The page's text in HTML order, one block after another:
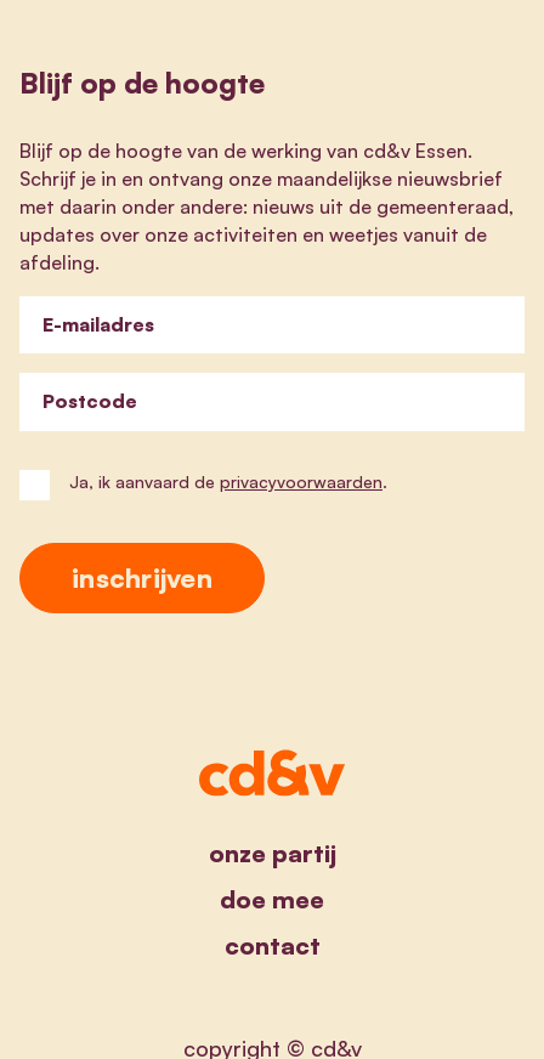
Blijf op de hoogte
Blijf op de hoogte van de werking van cd&v Essen.
Schrijf je in en ontvang onze maandelijkse nieuwsbrief
met daarin onder andere: nieuws uit de gemeenteraad,
updates over onze activiteiten en weetjes vanuit de
afdeling.
E-mailadres
Postcode
Ja, ik aanvaard de privacyvoorwaarden.
onze partij
doe mee
contact
copyright © cd&v